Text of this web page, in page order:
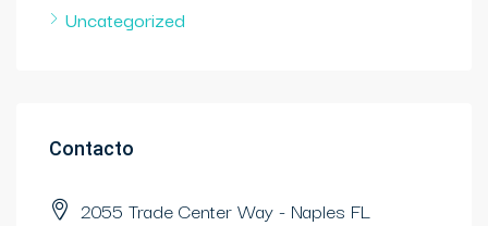
Uncategorized
Contacto
2055 Trade Center Way - Naples FL